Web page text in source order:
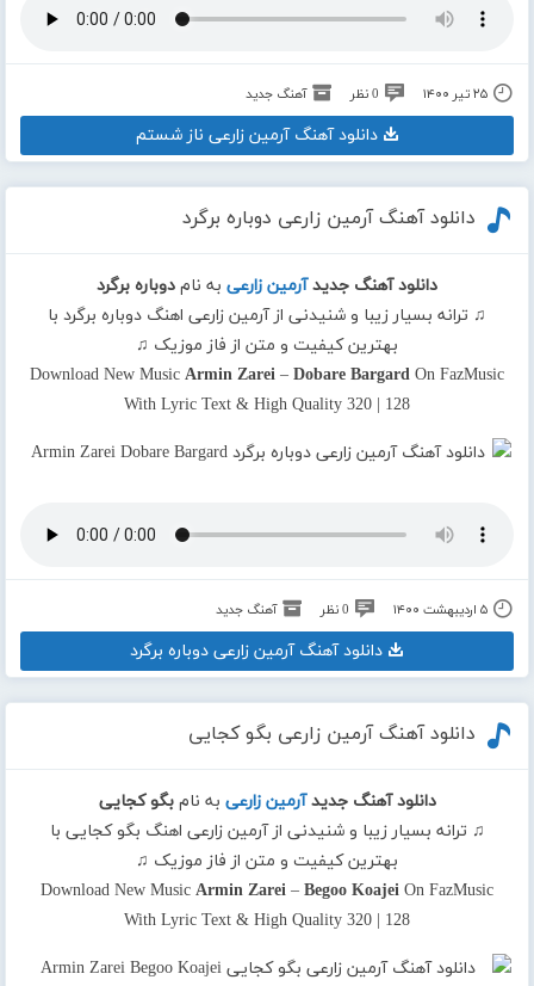
۲۵ تیر ۱۴۰۰ 0 نظر آهنگ جدید
دانلود آهنگ آرمین زارعی ناز شستم
دانلود آهنگ آرمین زارعی دوباره برگرد
دانلود آهنگ جدید آرمین زارعی به نام دوباره برگرد
♫ ترانه بسیار زیبا و شنیدنی از آرمین زارعی اهنگ دوباره برگرد با
بهترین کیفیت و متن از فاز موزیک ♫
Download New Music Armin Zarei – Dobare Bargard On FazMusic
With Lyric Text & High Quality 320 | 128
۵ اردیبهشت ۱۴۰۰ 0 نظر آهنگ جدید
دانلود آهنگ آرمین زارعی دوباره برگرد
دانلود آهنگ آرمین زارعی بگو کجایی
دانلود آهنگ جدید آرمین زارعی به نامبگو کجایی
♫ ترانه بسیار زیبا و شنیدنی از آرمین زارعی اهنگ بگو کجایی با
بهترین کیفیت و متن از فاز موزیک ♫
Download New Music Armin Zarei – Begoo Koajei On FazMusic
With Lyric Text & High Quality 320 | 128